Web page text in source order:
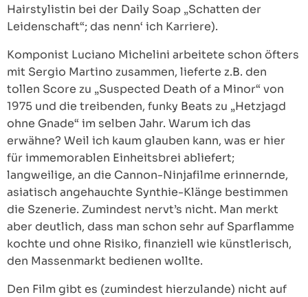
Hairstylistin bei der Daily Soap „Schatten der
Leidenschaft“; das nenn‘ ich Karriere).
Komponist Luciano Michelini arbeitete schon öfters
mit Sergio Martino zusammen, lieferte z.B. den
tollen Score zu „Suspected Death of a Minor“ von
1975 und die treibenden, funky Beats zu „Hetzjagd
ohne Gnade“ im selben Jahr. Warum ich das
erwähne? Weil ich kaum glauben kann, was er hier
für immemorablen Einheitsbrei abliefert;
langweilige, an die Cannon-Ninjafilme erinnernde,
asiatisch angehauchte Synthie-Klänge bestimmen
die Szenerie. Zumindest nervt’s nicht. Man merkt
aber deutlich, dass man schon sehr auf Sparflamme
kochte und ohne Risiko, finanziell wie künstlerisch,
den Massenmarkt bedienen wollte.
Den Film gibt es (zumindest hierzulande) nicht auf